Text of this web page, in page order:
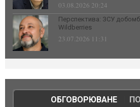
03.08.2026 20:24
Перспектива: ЗСУ
Wildberries
23.07.2026 11:31
ОБГОВОРЮВАНЕ|